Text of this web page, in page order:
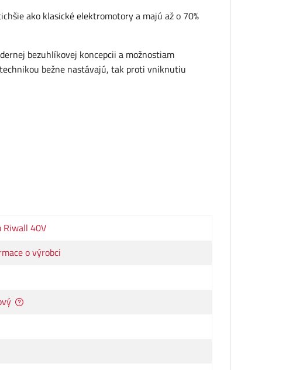
ako klasické elektromotory a majú až o 70%
bezuhlíkovej koncepcii a možnostiam
bežne nastávajú, tak proti vniknutiu
Riwall 40V
o výrobci